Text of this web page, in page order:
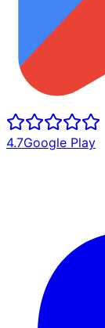
4.7Google Play